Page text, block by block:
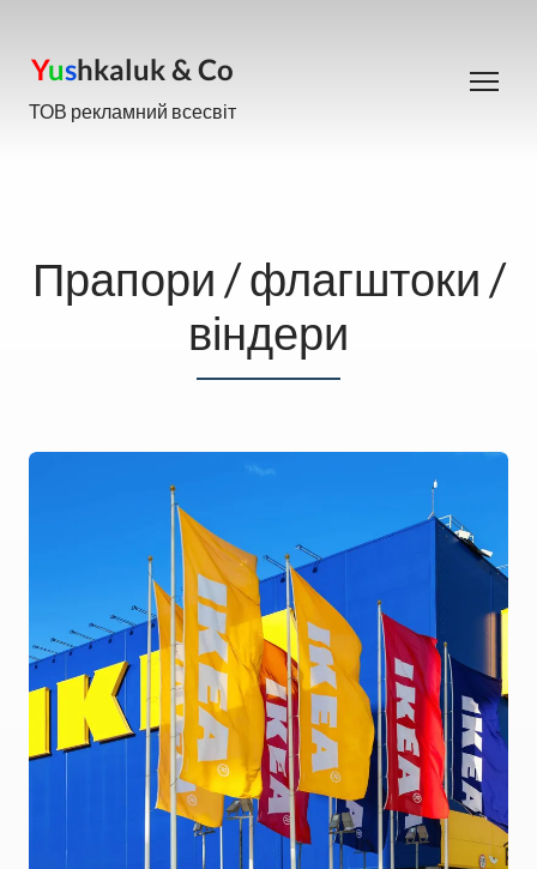
Yushkaluk & Co
ТОВ рекламний всесвіт
Прапори / флагштоки /
віндери